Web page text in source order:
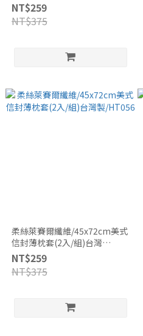
製/HT057
NT$259
NT$375
柔絲萊賽爾纖維/45x72cm美式
信封薄枕套(2入/組)台灣
製/HT056
NT$259
NT$375